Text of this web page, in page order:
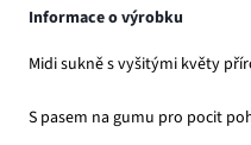
Informace o výrobku
Midi sukně s vyšitými květy
S pasem na gumu pro pocit